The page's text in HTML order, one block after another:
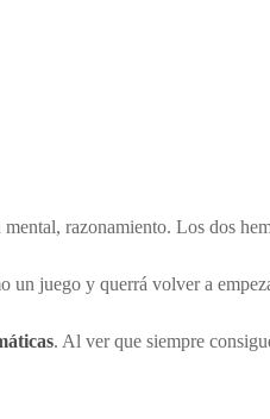
razonamiento. Los dos
un juego y querrá volver a
. Al ver que siempre